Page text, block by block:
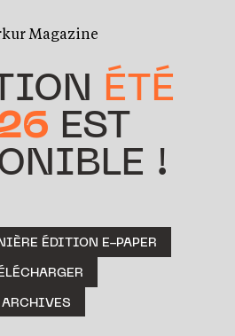
Magazine
ÉTÉ
EST
!
ÉDITION E-PAPER
ARCHIVES